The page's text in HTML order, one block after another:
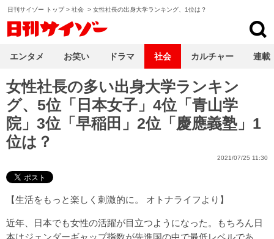
日刊サイゾー トップ> 社会 > 女性社長の出身大学ランキング、1位は？
女性社長の多い出身大学ランキン
グ、5位「日本女子」4位「青山学
院」3位「早稲田」2位「慶應義塾」1
位は？
2021/07/25 11:30
【生活をもっと楽しく刺激的に。 オトナライフ より】
近年、日本でも女性の活躍が目立つようになった。もちろん日
本はジェンダーギャップ指数が先進国の中で最低レベルであ
エンタメ お笑い ドラマ 社会 カルチャー 連載